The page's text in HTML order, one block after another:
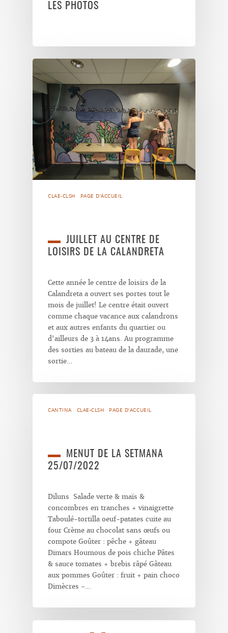
LES PHOTOS
CLAE-CLSH PAGE D'ACCUEIL
JUILLET AU CENTRE DE
LOISIRS DE LA CALANDRETA
Cette année le centre de loisirs de la
Calandreta a ouvert ses portes tout le
mois de juillet! Le centre était ouvert
comme chaque vacance aux calandrons
et aux autres enfants du quartier ou
d'ailleurs de 3 à 14ans. Au programme
des sorties au bateau de la daurade, une
sortie…
CANTINA CLAE-CLSH PAGE D'ACCUEIL
MENUT DE LA SETMANA
25/07/2022
Diluns Salade verte & maïs &
concombres en tranches + vinaigrette
Taboulé-tortilla oeuf-patates cuite au
four Crème au chocolat sans œufs ou
compote Goûter : pêche + gâteau
Dimars Houmous de pois chiche Pâtes
& sauce tomates + brebis râpé Gâteau
aux pommes Goûter : fruit + pain choco
Dimècres -…